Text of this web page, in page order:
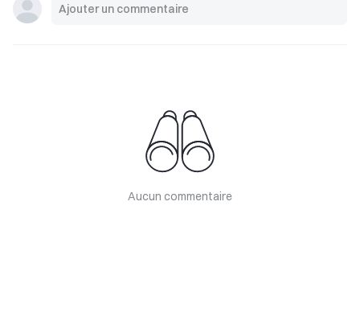
Aucun commentaire